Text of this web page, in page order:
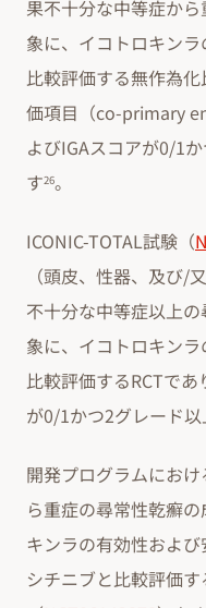
果不十分な中等症か
象に、イコトロキン
比較評価する無作為
価項目（co-primary
よびIGAスコアが0/1
す26。
ICONIC-TOTAL試験（
（頭皮、性器、及び/
不十分な中等症以上
象に、イコトロキン
比較評価するRCTで
が0/1かつ2グレード
開発プログラムにお
ら重症の尋常性乾癬
キンラの有効性およ
シチニブと比較評価す